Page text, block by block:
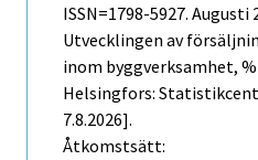
ISSN=1798-5927. Augusti
Utvecklingen av
inom byggverksamhet, %
Helsingfors:
7.8.2026].
Åtkomstsätt: